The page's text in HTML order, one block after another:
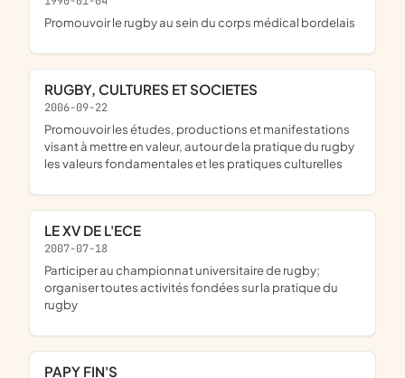
Promouvoir le rugby au sein du corps médical bordelais
RUGBY, CULTURES ET SOCIETES
2006-09-22
promouvoir les études, productions et manifestations
visant à mettre en valeur, autour de la pratique du rugby
les valeurs fondamentales et les pratiques culturelles
LE XV DE L'ECE
2007-07-18
participer au championnat universitaire de rugby;
organiser toutes activités fondées sur la pratique du
rugby
PAPY FIN'S